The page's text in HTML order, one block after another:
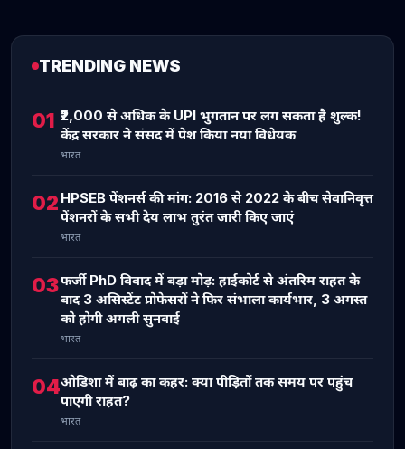
TRENDING NEWS
01 ₹2,000 से अधिक के UPI भुगतान पर लग सकता है शुल्क!
केंद्र सरकार ने संसद में पेश किया नया विधेयक
भारत
02 HPSEB पेंशनर्स की मांग: 2016 से 2022 के बीच सेवानिवृत्त
पेंशनरों के सभी देय लाभ तुरंत जारी किए जाएं
भारत
03फर्जी PhD विवाद में बड़ा मोड़: हाईकोर्ट से अंतरिम राहत के
बाद 3 असिस्टेंट प्रोफेसरों ने फिर संभाला कार्यभार, 3 अगस्त
को होगी अगली सुनवाई
भारत
04ओडिशा में बाढ़ का कहर: क्या पीड़ितों तक समय पर पहुंच
पाएगी राहत?
भारत